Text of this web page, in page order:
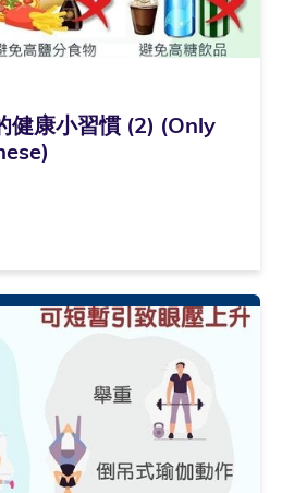
健康小習慣 (2) (Only